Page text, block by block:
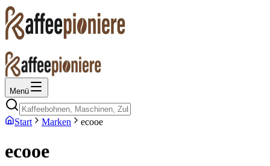
Menü
Start Marken ecooe
ecooe